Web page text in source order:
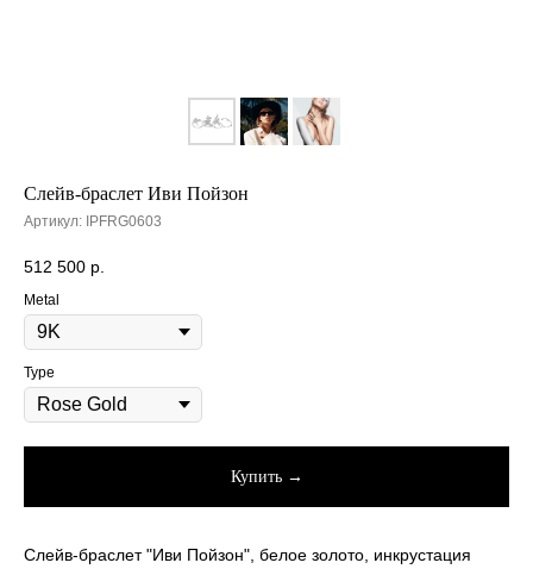
Слейв-браслет Иви Пойзон
Артикул: IPFRG0603
512 500 р.
Metal
Type
Купить →
Слейв-браслет "Иви Пойзон", белое золото, инкрустация